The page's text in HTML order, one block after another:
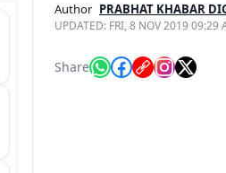
Author PRABHAT KHABAR
UPDATED: FRI, 8 NOV 2019 09:29
Share